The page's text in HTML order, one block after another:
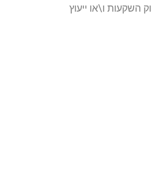
השקעות ו\או ייעוץ